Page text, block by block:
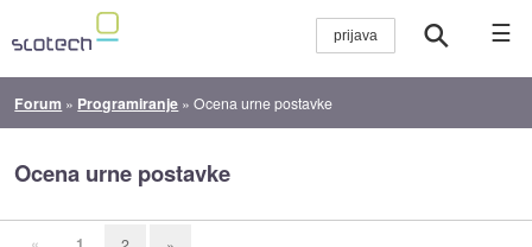
☰
Forum » Programiranje »Ocena urne postavke
Ocena urne postavke